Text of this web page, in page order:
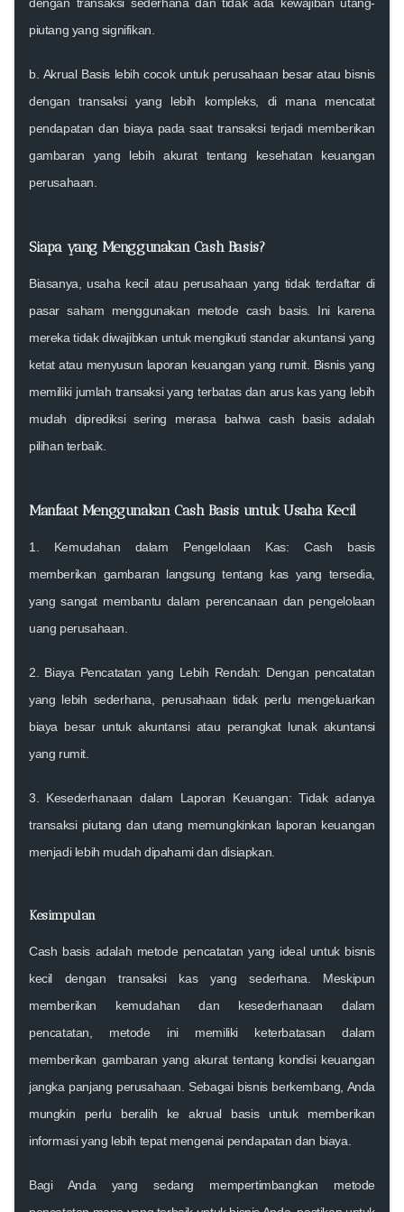
piutang yang signifikan.
b. Akrual Basislebih cocok untuk perusahaan besaratau bisnis
dengan transaksi yang lebih kompleks, di mana mencatat
pendapatan dan biaya pada saat transaksi terjadi memberikan
gambaran yang lebih akurat tentang kesehatan keuangan
perusahaan.
Siapa yang Menggunakan Cash Basis?
Biasanya, usaha kecilatau perusahaan yang tidak terdaftar di
pasar saham menggunakan metode cash basis. Ini karena
mereka tidak diwajibkan untuk mengikuti standar akuntansi yang
ketat atau menyusun laporan keuangan yang rumit. Bisnis yang
memiliki jumlah transaksi yang terbatas dan arus kas yang lebih
mudah diprediksi sering merasa bahwa cash basis adalah
pilihan terbaik.
Manfaat Menggunakan Cash Basis untuk Usaha Kecil
1. Kemudahan dalam Pengelolaan Kas: Cash basis
memberikan gambaran langsung tentang kas yang tersedia,
yang sangat membantu dalam perencanaan dan pengelolaan
uang perusahaan.
2. Biaya Pencatatan yang Lebih Rendah: Dengan pencatatan
yang lebih sederhana, perusahaan tidak perlu mengeluarkan
biaya besar untuk akuntansi atau perangkat lunak akuntansi
yang rumit.
3. Kesederhanaan dalam Laporan Keuangan: Tidak adanya
transaksi piutang dan utang memungkinkan laporan keuangan
menjadi lebih mudah dipahami dan disiapkan.
Kesimpulan
Cash basisadalah metode pencatatan yang ideal untuk bisnis
kecil dengan transaksi kas yang sederhana. Meskipun
memberikan kemudahan dan kesederhanaan dalam
pencatatan, metode ini memiliki keterbatasan dalam
memberikan gambaran yang akurat tentang kondisi keuangan
jangka panjang perusahaan. Sebagai bisnis berkembang, Anda
mungkin perlu beralih keakrual basisuntuk memberikan
informasi yang lebih tepat mengenai pendapatan dan biaya.
Bagi Anda yang sedang mempertimbangkan metode